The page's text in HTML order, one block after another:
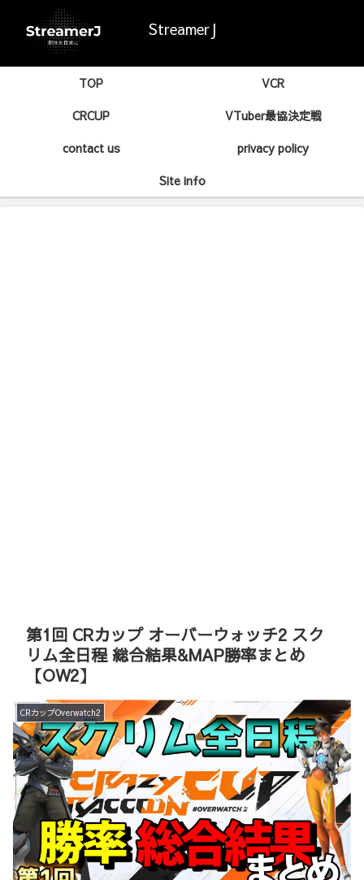
StreamerJ
TOP
VCR
CRCUP
VTuber最協決定戦
contact us
privacy policy
Site info
第1回 CRカップ オーバーウォッチ2 スク
リム全日程 総合結果&MAP勝率まとめ
【OW2】
CRカップOverwatch2